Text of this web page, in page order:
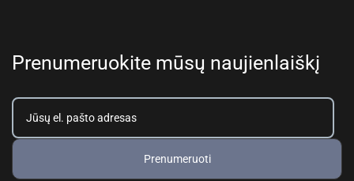
Prenumeruokite mūsų naujienlaiškį
Prenumeruoti